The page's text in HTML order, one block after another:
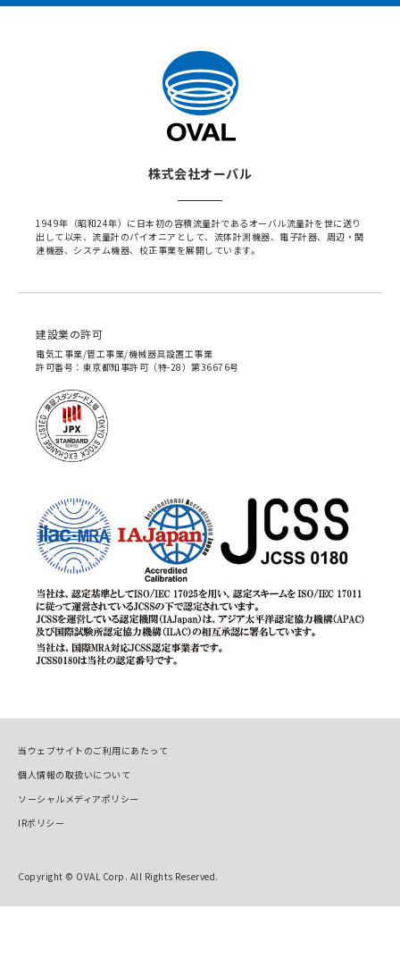
株式会社オーバル
1949年（昭和24年）に日本初の容積流量計であるオーバル流量計を世に送り
出して以来、流量計のパイオニアとして、流体計測機器、電子計器、周辺・関
連機器、システム機器、校正事業を展開しています。
建設業の許可
電気工事業/管工事業/機械器具設置工事業
許可番号：東京都知事許可（特-28）第36676号
当ウェブサイトのご利用にあたって
個人情報の取扱いについて
ソーシャルメディアポリシー
IRポリシー
Copyright © OVAL Corp. All Rights Reserved.